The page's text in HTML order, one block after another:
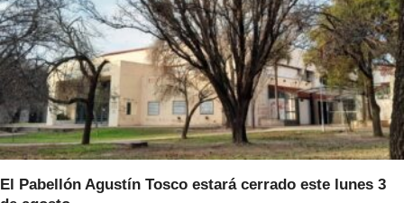
El Pabellón Agustín Tosco estará cerrado este lunes 3